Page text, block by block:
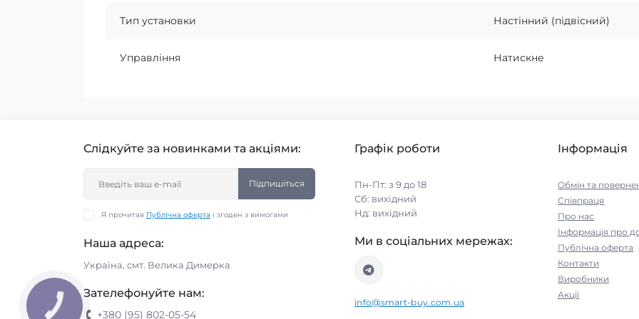
Тип установки Настінний (підвісний)
Управління Натискне
Слідкуйте за новинками та акціями:
Підпишіться
Я прочитав Публічна оферта і згоден з вимогами
Наша адреса:
Україна, смт. Велика Димерка
Зателефонуйте нам:
+380 (95) 802-05-54
Графік роботи
Пн-Пт: з 9 до 18
Сб: вихідний
Нд: вихідний
Ми в соціальних мережах:
info@smart-buy.com.ua
Інформація
Обмін та
Співпраця
Про нас
Інформація про
Публічна оферта
Контакти
Виробники
Акції
КНОПКА
ЗВ'ЯЗКУ